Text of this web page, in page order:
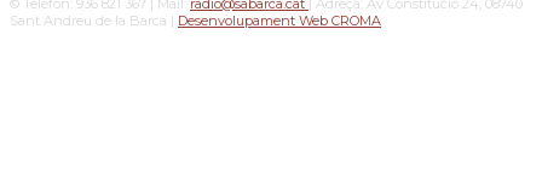
Sant Andreu de la Barca | Desenvolupament Web CROMA